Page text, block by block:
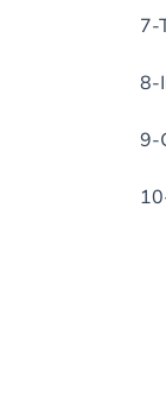
7-
8-
9-